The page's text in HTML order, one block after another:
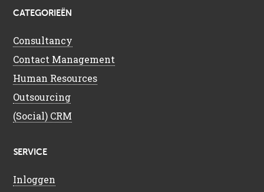
CATEGORIEËN
Consultancy
Contact Management
Human Resources
Outsourcing
(Social) CRM
SERVICE
Inloggen